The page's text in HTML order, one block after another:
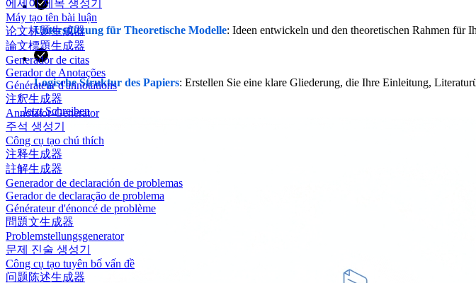
에세이 제목 생성기
Máy tạo tên bài luận
论文标题生成器
論文標題生成器
Generador de citas
Gerador de Anotações
Générateur d'annotations
注釈生成器
Annotator-Generator
주석 생성기
Công cụ tạo chú thích
注释生成器
註解生成器
Generador de declaración de problemas
Gerador de declaração de problema
Générateur d'énoncé de problème
問題文生成器
Problemstellungsgenerator
문제 진술 생성기
Công cụ tạo tuyên bố vấn đề
问题陈述生成器
Unterstützung für Theoretische Modelle: Ideen entwickeln und den theoretischen Rahmen für
Logische Struktur des Papiers: Erstellen Sie eine klare Gliederung, die Ihre Einleitung,
Jetzt Schreiben